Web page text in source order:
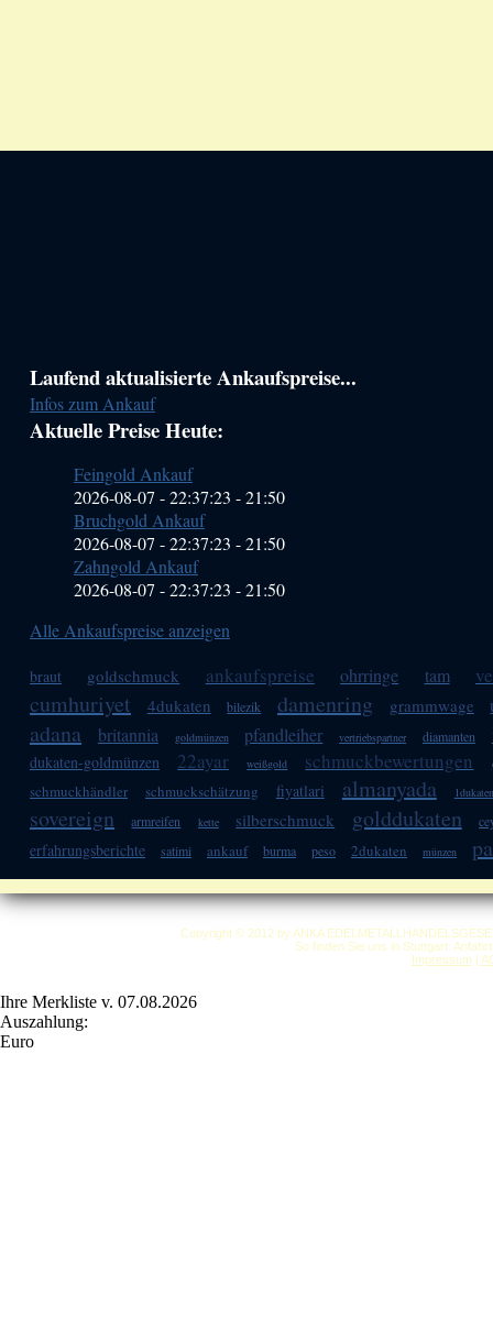
Haupt-
Sidebar
(Primary)
Laufend aktualisierte Ankaufspreise...
Infos zum Ankauf
Aktuelle Preise Heute:
Feingold Ankauf
2026-08-07 - 22:37:23 -21:50
Bruchgold Ankauf
2026-08-07 - 22:37:23 -21:50
Zahngold Ankauf
2026-08-07 - 22:37:23 -21:50
Alle Ankaufspreise anzeigen
braut goldschmuck ankaufspreise ohrringe tam
cumhuriyet 4dukaten bilezik damenring grammwage
adana britannia goldmünzen pfandleiher vertriebspartner diamanten
dukaten-goldmünzen 22ayar weißgold schmuckbewertungen
schmuckhändler schmuckschätzung fiyatlari almanyada 1dukaten
sovereign armreifen kette silberschmuck golddukaten
erfahrungsberichte satimi ankauf burma peso 2dukaten münzen
Copyright © 2012 by ANKA
So finden Sie uns in Stuttgart:
Impressum|
Ihre Merkliste v. 07.08.2026
Auszahlung:
Euro